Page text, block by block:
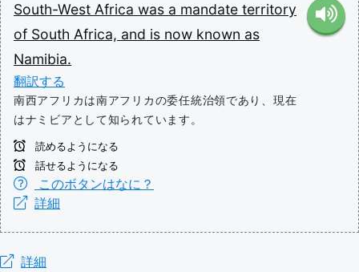
South-West Africa was a mandate territory
of South Africa, and is now known as
Namibia.
翻訳する
南西アフリカは南アフリカの委任統治領であり、現在
はナミビアとして知られています。
読めるようになる
話せるようになる
このボタンはなに？
詳細
詳細